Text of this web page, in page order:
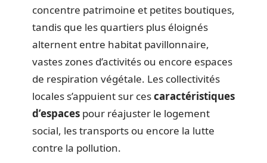
concentre patrimoine et petites boutiques,
tandis que les quartiers plus éloignés
alternent entre habitat pavillonnaire,
vastes zones d’activités ou encore espaces
de respiration végétale. Les collectivités
locales s’appuient sur cescaractéristiques
d’espaces pour réajuster le logement
social, les transports ou encore la lutte
contre la pollution.